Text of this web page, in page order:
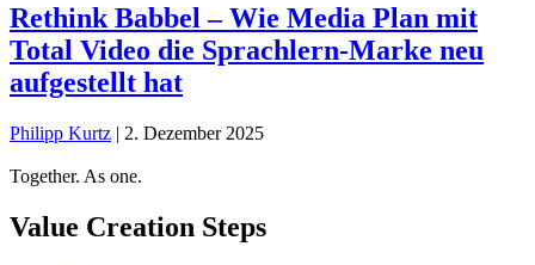
Rethink Babbel – Wie Media Plan mit
Total Video die Sprachlern-Marke neu
aufgestellt hat
Philipp Kurtz | 2. Dezember 2025
Together. As one.
Value Creation Steps